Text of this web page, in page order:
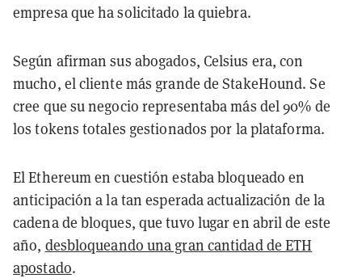
empresa que ha solicitado la quiebra.
Según afirman sus abogados, Celsius era, con
mucho, el cliente más grande de StakeHound. Se
cree que su negocio representaba más del 90% de
los tokens totales gestionados por la plataforma.
El Ethereum en cuestión estaba bloqueado en
anticipación a la tan esperada actualización de la
cadena de bloques, que tuvo lugar en abril de este
año, desbloqueando una gran cantidad de ETH
apostado.